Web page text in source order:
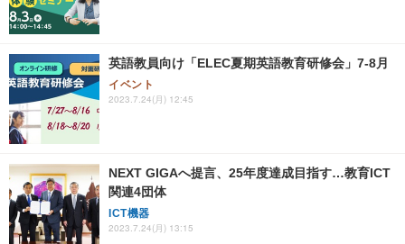
英語教員向け「ELEC夏期英語教育研修会」7-8月
イベント
2023.7.24(月) 12:45
NEXT GIGAへ提言、25年度達成目指す…教育ICT
関連4団体
ICT機器
2023.7.24(月) 13:15